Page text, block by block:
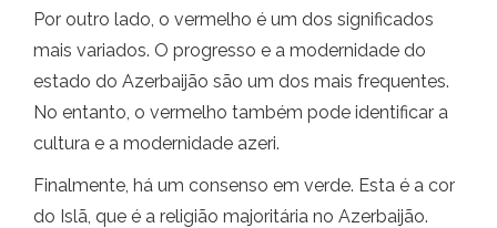
Por outro lado, o vermelho é um dos significados
mais variados. O progresso e a modernidade do
estado do Azerbaijão são um dos mais frequentes.
No entanto, o vermelho também pode identificar a
cultura e a modernidade azeri.
Finalmente, há um consenso em verde. Esta é a cor
do Islã, que é a religião majoritária no Azerbaijão.